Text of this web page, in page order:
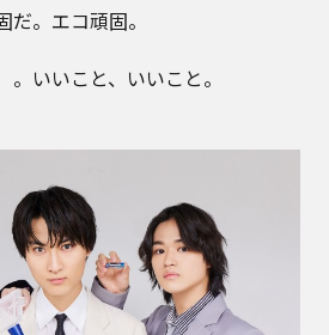
だ。エコ頑固。
。いいこと、いいこと。